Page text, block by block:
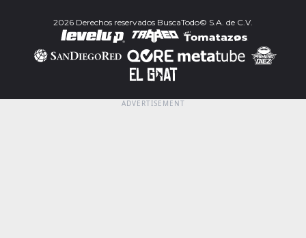
2026 Derechos reservados BuscaTodo© S.A. de C.V.